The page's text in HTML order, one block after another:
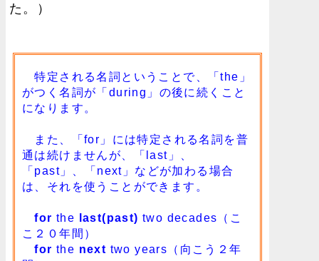
た。）
特定される名詞ということで、「the」
がつく名詞が「during」の後に続くこと
になります。
また、「for」には特定される名詞を普
通は続けませんが、「last」、
「past」、「next」などが加わる場合
は、それを使うことができます。
for the last(past) two decades（こ
こ２０年間）
for the next two years（向こう２年